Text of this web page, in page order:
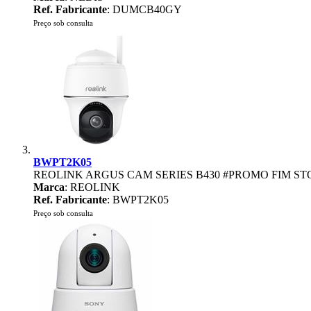
Ref. Fabricante: DUMCB40GY
Preço sob consulta
BWPT2K05
REOLINK ARGUS CAM SERIES B430 #PROMO FIM
Marca: REOLINK
Ref. Fabricante: BWPT2K05
Preço sob consulta